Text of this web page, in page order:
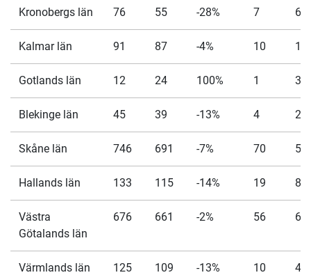
Kronobergs län 76 55 -28% 7 6
Kalmar län 91 87 -4% 10 10
Gotlands län 12 24 100% 1 3
Blekinge län 45 39 -13% 4 2
Skåne län 746 691 -7% 70 57
Hallands län 133 115 -14% 19 8
Västra
Götalands län
676 661 -2% 56 61
Värmlands län 125 109 -13% 10 4